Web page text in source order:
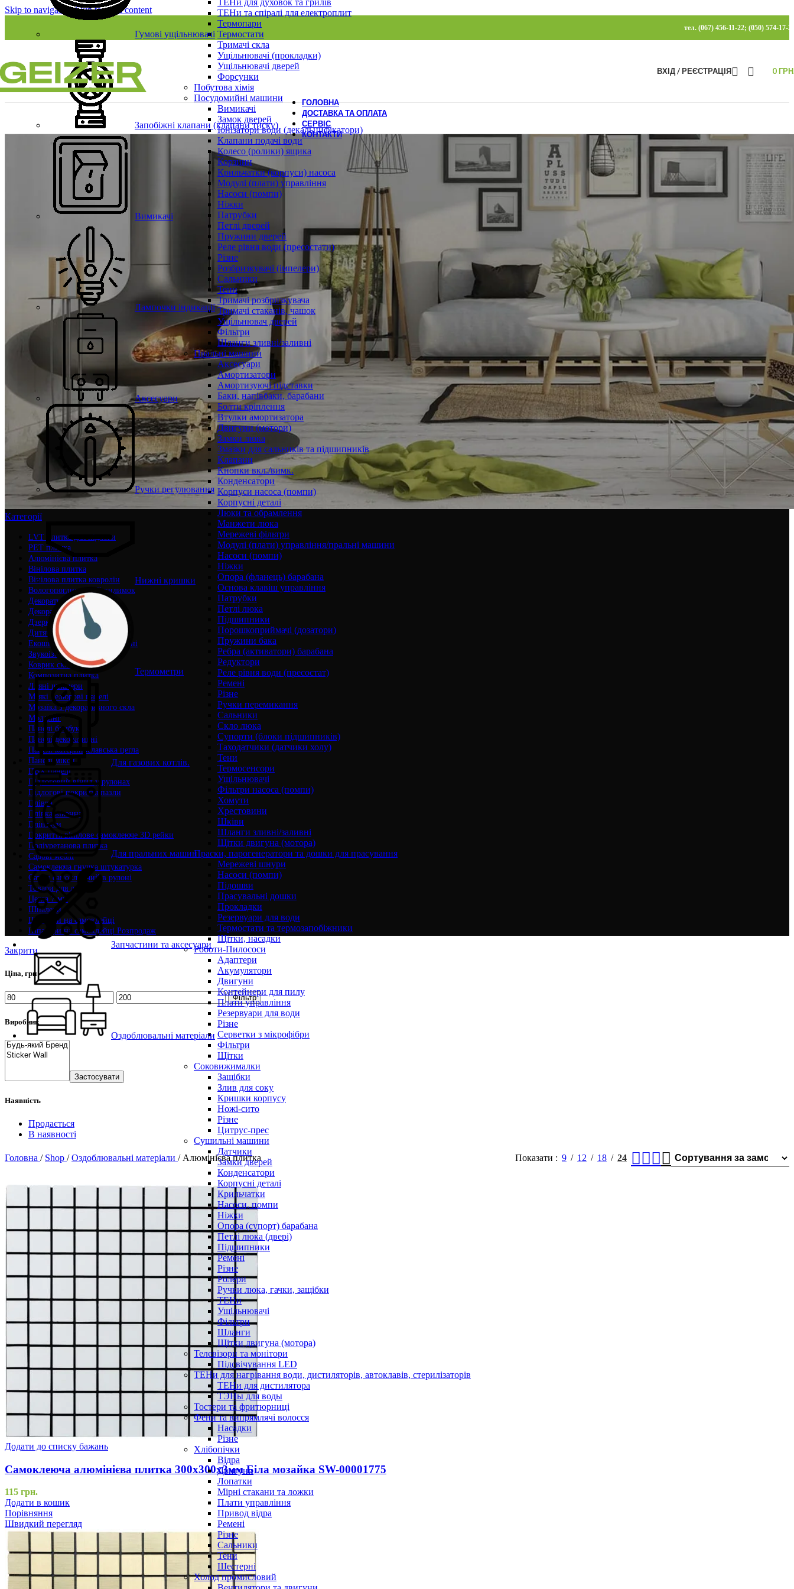
Skip to navigationSkip to main content
тел. (067) 456-11-22; (050) 574-17-
ТЕНи та спіралі для електроплит
Термопари
Термостати
Тримачі скла
Ущільнювачі (прокладки)
Ущільнювачі дверей
Форсунки
Побутова хімія
Посудомийні машини
Вимикачі
Замок дверей
Іонізатори води (декальцифікатори)
Клапани подачі води
Колесо (ролики) ящика
Корзини
Крильчатки (корпуси) насоса
Модулі (плати) управління
Насоси (помпи)
Ніжки
Патрубки
Петлі дверей
Пружини дверей
Реле рівня води (пресостати)
Різне
Розбризкувачі (імпелери)
Сальники
Тени
Тримачі розбризкувача
Тримачі стаканів, чашок
Ущільнювач дверей
Фільтри
Шланги зливні/заливні
Пральні машини
Аксесуари
Амортизатори
Амортизуючі підставки
Баки, напівбаки, барабани
Болти кріплення
Втулки амортизатора
Двигуни (мотори)
Замки люка
Змазки для сальників та підшипників
Клапани
Кнопки вкл./вимк.
Конденсатори
Корпуси насоса (помпи)
Корпусні деталі
Люки та обрамлення
Манжети люка
Мережеві фільтри
Модулі (плати) управління/пральні машини
Насоси (помпи)
Ніжки
Опора (фланець) барабана
Основа клавіш управління
Патрубки
Петлі люка
Підшипники
Порошкоприймачі (дозатори)
Пружини бака
Ребра (активатори) барабана
Редуктори
Реле рівня води (пресостат)
Ремені
Різне
Ручки перемикання
Сальники
Скло люка
Супорти (блоки підшипників)
Таходатчики (датчики холу)
Тени
Термосенсори
Ущільнювачі
Фільтри насоса (помпи)
Хомути
Хрестовини
Шківи
Шланги зливні/заливні
Щітки двигуна (мотора)
Праски, парогенератори та дошки для прасування
Мережеві шнури
Насоси (помпи)
Підошви
Прасувальні дошки
Прокладки
Резервуари для води
Термостати та термозапобіжники
Щітки, насадки
Роботи-Пилососи
Адаптери
Акумулятори
Двигуни
Контейнери для пилу
Плати управління
Резервуари для води
Різне
Серветки з мікрофібри
Фільтри
Щітки
Соковижималки
Защібки
Злив для соку
Кришки корпусу
Ножі-сито
Різне
Цитрус-прес
Сушильні машини
Датчики
Замки дверей
Конденсатори
Корпусні деталі
Крильчатки
Насоси, помпи
Ніжки
Опора (супорт) барабана
Петлі люка (двері)
Підшипники
Ремені
Різне
Ролери
Ручки люка, гачки, защібки
ТЕНи
Ущільнювачі
Фільтри
Шланги
Щітки двигуна (мотора)
Телевізори та монітори
Підсвічування LED
ТЕНи для нагрівання води, дистиляторів, автоклавів, стерилізаторів
ТЕНи для дистилятора
ТЭНы для воды
Тостери та фритюрниці
Фени та випрямлячі волосся
Насадки
Різне
Хлібопічки
Відра
Двигуни
Лопатки
Мірні стакани та ложки
Плати управління
Привод відра
Ремені
Різне
Сальники
Тени
Шестерні
Холод промисловий
ВХІД / РЕЄСТРАЦІЯ 0
Гумові ущільнювачі
Запобіжні клапани (клапани тиску)
Вимикачі
Лампочки індикації
Аксесуари
Ручки регулювання
Нижні кришки
Термометри
Для газових котлів.
Для пральних машин
Запчастини та аксесуари
Оздоблювальні матеріали
ГОЛОВНА
ДОСТАВКА ТА ОПЛАТА
СЕРВІС
КОНТАКТИ
Категорії
LVT плитка для підлоги
PЕT плитка
Алюмінієва плитка
Вінілова плитка
Вінілова плитка ковролін
Вологопоглинаючий килимок
Декоративна плита
Декоративна рейка
Дзеркала на самоклейці
Дитячі товари
Екошкіра самоклеюча у рулоні
Звукоізоляційні панелі
Коврик складний
Композитна плитка
Лляні шпалери
Мʼякі велюрові панелі
Мозаїка з декоративного скла
Молдинг
Панелі бамбук
Панелі декоративні
Панелі катеринославська цегла
Панелі мікси
ПВХ панелі
Підлоговий вінил у рулонах
Підлогові покриття пазли
Плівка
Плівка віконна
Плінтуси
Покриття вінілове самоклеюче 3D рейки
Поліуретанова плитка
Садові меблі
Самоклеюча гнучка штукатурка
Сатин самоклеючий в рулоні
Товари для дому
Цегла 7 мм
Шпалери
Шпалери на самоклейці
Шпалери на самоклейці Розпродаж
Закрити
Ціна, грн
Фільтр
Виробник
Застосувати
Наявність
Продається
В наявності
Головна / Shop / Оздоблювальні матеріали / Алюмінієва плитка Показати 9 12 18 24
Додати до списку бажань
Самоклеюча алюмінієва плитка 300х300х3мм Біла мозайка SW-00001775
115 грн.
Додати в кошик
Порівняння
Швидкий перегляд